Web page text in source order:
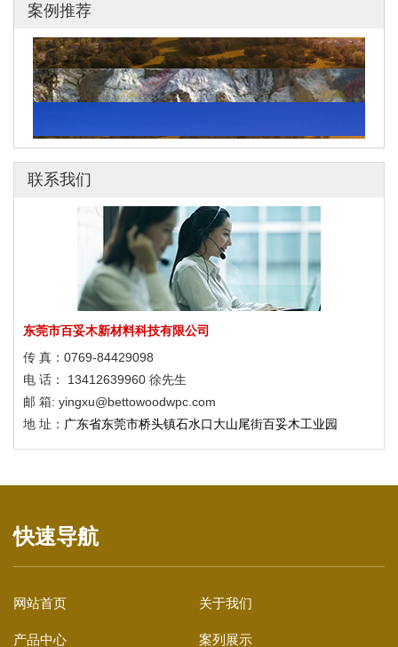
案例推荐
2022年冬奥会滑雪场馆
广西弄拉廊架与栈道
2022年冬奥会滑雪场馆
响堂山4A级风景区塑木应用
广西弄拉廊架与栈道
响堂山4A级风景区塑木应用
联系我们
东莞市百妥木新材料科技有限公司
传 真：0769-84429098
电 话： 13412639960 徐先生
邮 箱: yingxu@bettowoodwpc.com
地 址： 广东省东莞市桥头镇石水口大山尾街百妥木工业园
快速导航
网站首页 关于我们
产品中心 案列展示